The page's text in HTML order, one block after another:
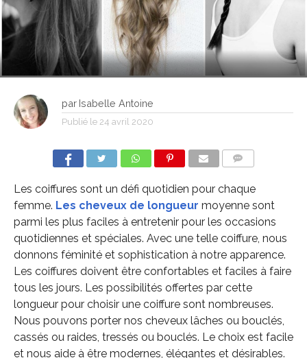
par Isabelle Antoine
Publié le 24 avril 2020
Les coiffures sont un défi quotidien pour chaque
femme. Les cheveux de longueur moyenne sont
parmi les plus faciles à entretenir pour les occasions
quotidiennes et spéciales. Avec une telle coiffure, nous
donnons féminité et sophistication à notre apparence.
Les coiffures doivent être confortables et faciles à faire
tous les jours. Les possibilités offertes par cette
longueur pour choisir une coiffure sont nombreuses.
Nous pouvons porter nos cheveux lâches ou bouclés,
cassés ou raides, tressés ou bouclés. Le choix est facile
et nous aide à être modernes, élégantes et désirables.